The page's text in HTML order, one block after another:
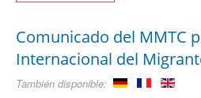
Comunicado del MMTC
Internacional del
También disponible: